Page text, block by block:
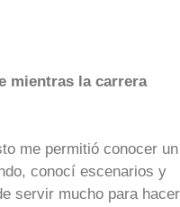
mientras la carrera
me permitió conocer un
conocí escenarios y
servir mucho para hacer